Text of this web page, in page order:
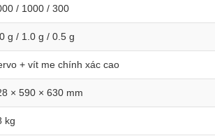
/ 1000 / 300
g / 1.0 g / 0.5 g
+ vít me chính xác cao
× 590 × 630 mm
kg